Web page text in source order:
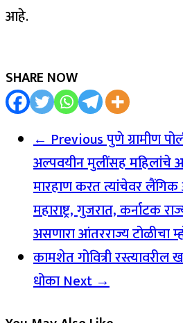
आहे.
SHARE NOW
← Previousपुणे ग्रामीण
अल्पवयीन मुलींसह महिलांचे
मारहाण करत त्यांचेवर लैंगिक
महाराष्ट्र, गुजरात, कर्नाटक
असणारा आंतरराज्य टोळीचा
कामशेत गोवित्री रस्त्यावरील
धोकाNext →